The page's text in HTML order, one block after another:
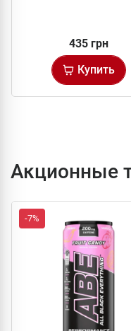
435 грн
Купить
Акционные
-7%